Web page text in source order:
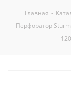
Главная -
Перфоратор